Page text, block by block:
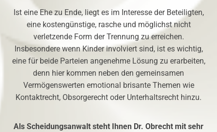
Ist eine Ehe zu Ende, liegt es im Interesse der Beteiligten,
eine kostengünstige, rasche und möglichst nicht
verletzende Form der Trennung zu erreichen.
Insbesondere wenn Kinder involviert sind, ist es wichtig,
eine für beide Parteien angenehme Lösung zu erarbeiten,
denn hier kommen neben den gemeinsamen
Vermögenswerten emotional brisante Themen wie
Kontaktrecht, Obsorgerecht oder Unterhaltsrecht hinzu.
Als Scheidungsanwalt steht Ihnen Dr. Obrecht mit sehr